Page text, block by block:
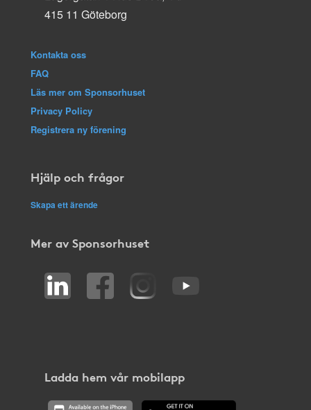
415 11 Göteborg
Kontakta oss
FAQ
Läs mer om Sponsorhuset
Privacy Policy
Registrera ny förening
Hjälp och frågor
Skapa ett ärende
Mer av Sponsorhuset
Ladda hem vår mobilapp